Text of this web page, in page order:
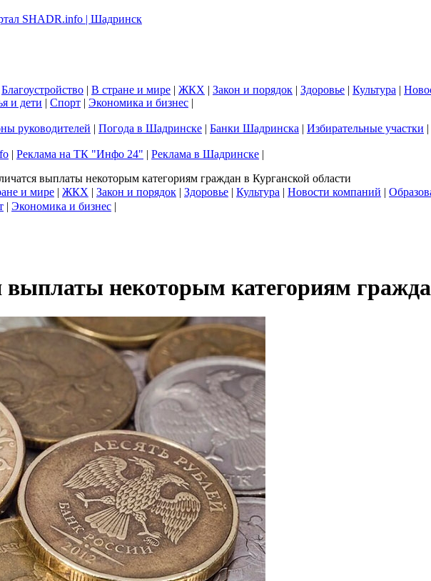
Благоустройство | В стране и мире | ЖКХ | Закон и порядок | Здоровье | Культура |
и дети | Спорт | Экономика и бизнес |
руководителей | Погода в Шадринске | Банки Шадринска | Избирательные участки |
| Реклама на ТК "Инфо 24" | Реклама в Шадринске |
выплаты некоторым категориям граждан в Курганской области
и мире | ЖКХ | Закон и порядок | Здоровье | Культура | Новости компаний |
| Экономика и бизнес |
выплаты некоторым категориям